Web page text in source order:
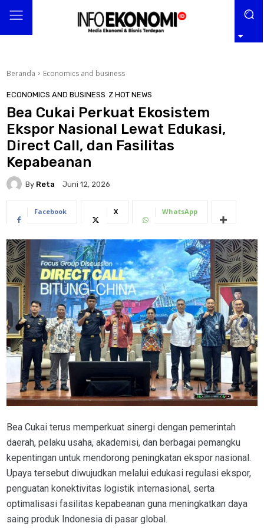
Beranda Economics and business
ECONOMICS AND BUSINESS Z HOT NEWS
Bea Cukai Perkuat Ekosistem
Ekspor Nasional Lewat Edukasi,
Direct Call, dan Fasilitas
Kepabeanan
By Reta Juni 12, 2026
Facebook X WhatsApp
Bea Cukai terus memperkuat sinergi dengan pemerintah
daerah, pelaku usaha, akademisi, dan berbagai pemangku
kepentingan untuk mendorong peningkatan ekspor nasional.
Upaya tersebut diwujudkan melalui edukasi regulasi ekspor,
penguatan konektivitas logistik internasional, serta
optimalisasi fasilitas kepabeanan guna meningkatkan daya
saing produk Indonesia di pasar global.